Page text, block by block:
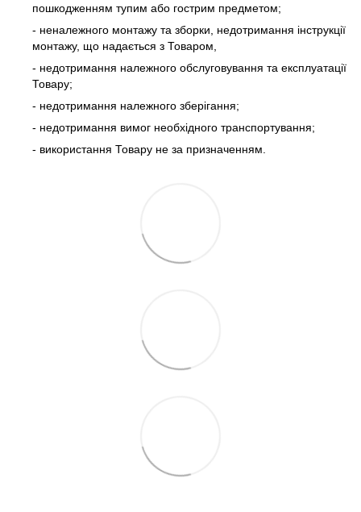
пошкодженням тупим або гострим предметом;
- неналежного монтажу та зборки, недотримання інструкції
монтажу, що надається з Товаром,
- недотримання належного обслуговування та експлуатації
Товару;
- недотримання належного зберігання;
- недотримання вимог необхідного транспортування;
- використання Товару не за призначенням.